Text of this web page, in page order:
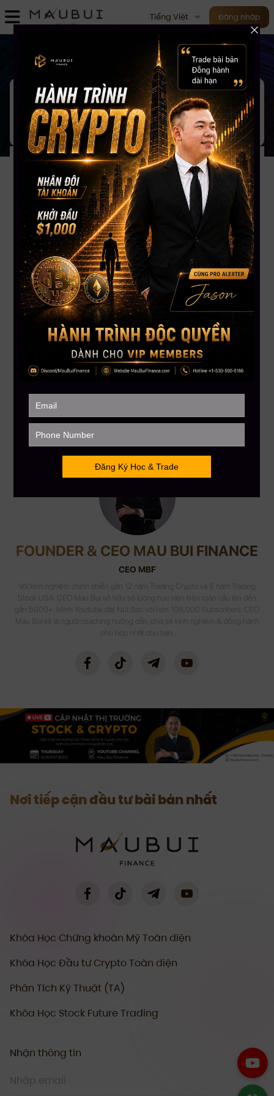
Tiếng Việt Đăng nhập
M ục lục
- 15/02/2026
Có thông tin ĐĂNG KÝ NHẬN
THÔNG TIN 16-02-2026
04:40:46
FOUNDER & CEO MAU BUI FINANCE
CEO MBF
Với kinh nghiệm chinh chiến gần 12 năm Trading Crypto và 8 năm Trading
Stock USA. CEO Mau Bui sở hữu số lượng học viên trên toàn cầu lên đến
gần 5000+, kênh Youtube đạt Nút Bạc với hơn 108,000 Subscribers. CEO
Mau Bui sẽ là người coaching hướng dẫn, chia sẻ kinh nghiệm & đồng hành
phù hợp nhất cho bạn.
Nơi tiếp cận đầu tư bài bản nhất
Khóa Học Chứng khoán Mỹ Toàn diện
Khóa Học Đầu tư Crypto Toàn diện
Phân Tích Kỹ Thuật (TA)
Khóa Học Stock Future Trading
Nhận thông tin